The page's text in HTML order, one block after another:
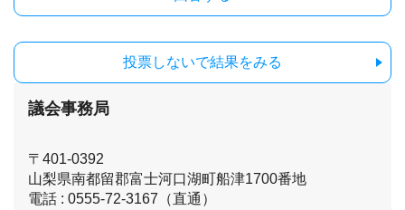
投票しないで結果をみる
議会事務局
〒401-0392
山梨県南都留郡富士河口湖町船津1700番地
電話 : 0555-72-3167（直通）